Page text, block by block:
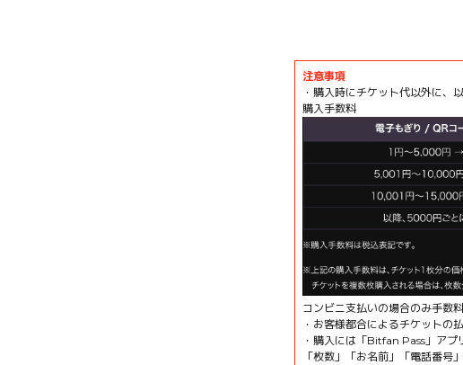
注意事項
・購入時にチケット代以外に、
購入手数料
コンビニ支払いの場合のみ手数
・お客様都合によるチケットの
・購入には「Bitfan Pass」アプ
「枚数」「お名前」「電話番